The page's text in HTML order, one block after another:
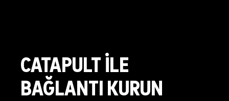
CATAPULT ILE
BAĞLANTI KURUN